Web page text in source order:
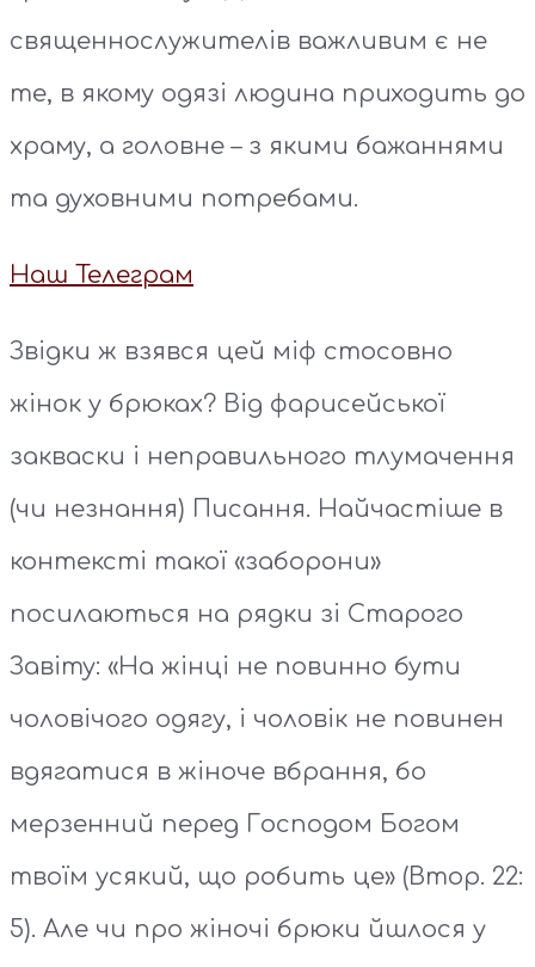
священнослужителів важливим є не
те, в якому одязі людина приходить до
храму, а головне – з якими бажаннями
та духовними потребами.
Наш Телеграм
Звідки ж взявся цей міф стосовно
жінок у брюках? Від фарисейської
закваски і неправильного тлумачення
(чи незнання) Писання. Найчастіше в
контексті такої «заборони»
посилаються на рядки зі Старого
Завіту: «На жінці не повинно бути
чоловічого одягу, і чоловік не повинен
вдягатися в жіноче вбрання, бо
мерзенний перед Господом Богом
твоїм усякий, що робить це» (Втор. 22:
5). Але чи про жіночі брюки йшлося у